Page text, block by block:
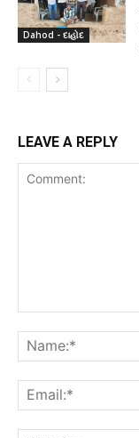
Dahod - દાહોદ
LEAVE A REPLY